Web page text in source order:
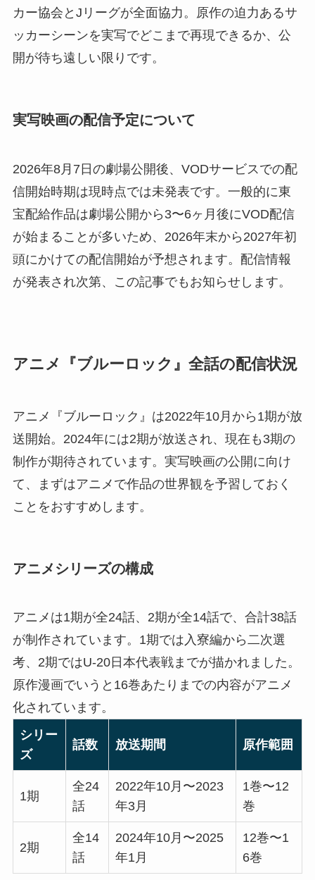
カー協会とJリーグが全面協力。原作の迫力あるサ
ッカーシーンを実写でどこまで再現できるか、公
開が待ち遠しい限りです。
実写映画の配信予定について
2026年8月7日の劇場公開後、VODサービスでの配
信開始時期は現時点では未発表です。一般的に東
宝配給作品は劇場公開から3〜6ヶ月後にVOD配信
が始まることが多いため、2026年末から2027年初
頭にかけての配信開始が予想されます。配信情報
が発表され次第、この記事でもお知らせします。
アニメ『ブルーロック』全話の配信状況
アニメ『ブルーロック』は2022年10月から1期が放
送開始。2024年には2期が放送され、現在も3期の
制作が期待されています。実写映画の公開に向け
て、まずはアニメで作品の世界観を予習しておく
ことをおすすめします。
アニメシリーズの構成
アニメは1期が全24話、2期が全14話で、合計38話
が制作されています。1期では入寮編から二次選
考、2期ではU-20日本代表戦までが描かれました。
原作漫画でいうと16巻あたりまでの内容がアニメ
化されています。
シリー
ズ
話数 放送期間 原作範囲
1期
全24
話
2022年10月〜2023
年3月
1巻〜12
巻
2期
全14
話
2024年10月〜2025
年1月
12巻〜1
6巻